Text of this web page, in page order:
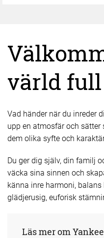
värld
Vad händer när du inreder
upp en atmosfär och
dem olika syfte och
Du ger dig själv, din familj
väcka sina sinnen och
känna inre harmoni,
glädjerusig, euforisk
Läs mer om